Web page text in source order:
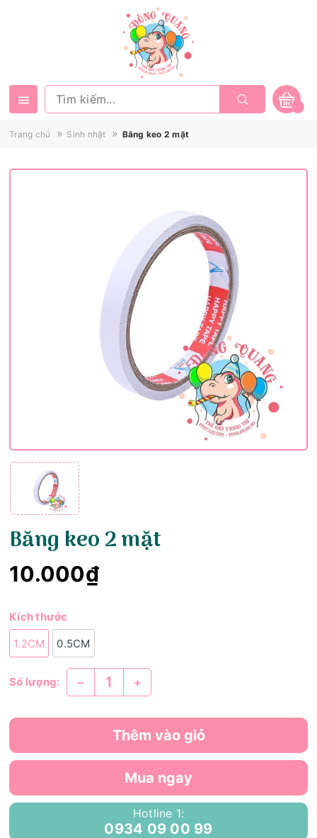
Trang chủ » Sinh nhật » Băng keo 2 mặt
Băng keo 2 mặt
10.000₫
Kích thước
1.2CM
0.5CM
Số lượng: – +
Thêm vào giỏ
Mua ngay
Hotline 1:
0934 09 00 99